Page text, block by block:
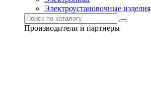
Электроустановочные изделия
Производители и партнеры